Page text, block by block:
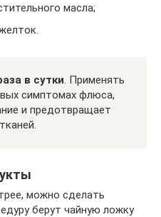
масла;
в сутки. Применять
симптомах флюса,
и предотвращает
можно сделать
берут чайную ложку